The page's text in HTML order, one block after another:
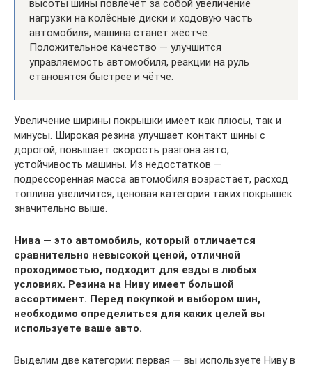
высоты шины повлечёт за собой увеличение
нагрузки на колёсные диски и ходовую часть
автомобиля, машина станет жёстче.
Положительное качество — улучшится
управляемость автомобиля, реакции на руль
становятся быстрее и чётче.
Увеличение ширины покрышки имеет как плюсы, так и
минусы. Широкая резина улучшает контакт шины с
дорогой, повышает скорость разгона авто,
устойчивость машины. Из недостатков —
подрессоренная масса автомобиля возрастает, расход
топлива увеличится, ценовая категория таких покрышек
значительно выше.
Нива — это автомобиль, который отличается
сравнительно невысокой ценой, отличной
проходимостью, подходит для езды в любых
условиях. Резина на Ниву имеет большой
ассортимент. Перед покупкой и выбором шин,
необходимо определиться для каких целей вы
используете ваше авто.
Выделим две категории: первая — вы используете Ниву в